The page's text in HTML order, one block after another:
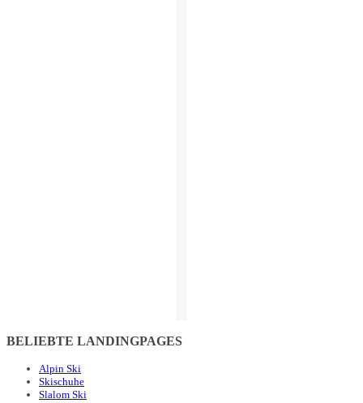
BELIEBTE LANDINGPAGES
Alpin Ski
Skischuhe
Slalom Ski